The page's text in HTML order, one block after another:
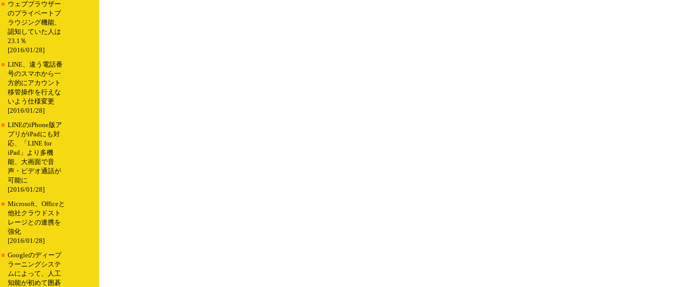
■ ウェブブラウザー
のプライベートブ
ラウジング機能、
認知していた人は
23.1％
[2016/01/28]
■ LINE、違う電話番
号のスマホから一
方的にアカウント
移管操作を行えな
いよう仕様変更
[2016/01/28]
■ LINEのiPhone版ア
プリがiPadにも対
応、「LINE for
iPad」より多機
能、大画面で音
声・ビデオ通話が
可能に
[2016/01/28]
■ Microsoft、Officeと
他社クラウドスト
レージとの連携を
強化
[2016/01/28]
■ Googleのディープ
ラーニングシステ
ムによって、人工
知能が初めて囲碁